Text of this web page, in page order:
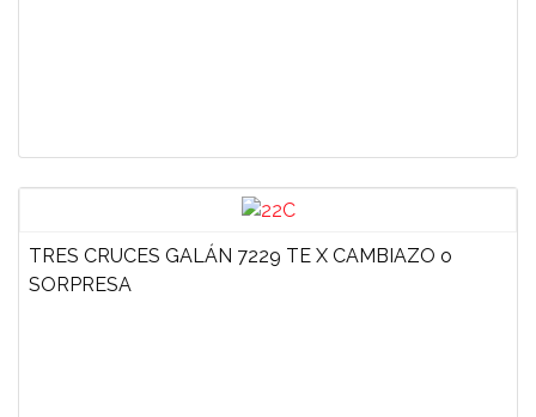
TRES CRUCES GALÁN 7229 TE X CAMBIAZO o
SORPRESA